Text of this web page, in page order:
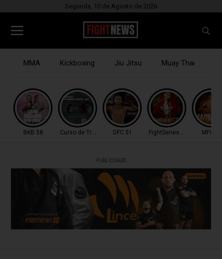
Segunda, 10 de Agosto de 2026
MMA Kickboxing Jiu Jitsu Muay Thai
BKB 58 Curso de TreinadoresDFC 51 FightSeries 11 MFC 53
PUBLICIDADE